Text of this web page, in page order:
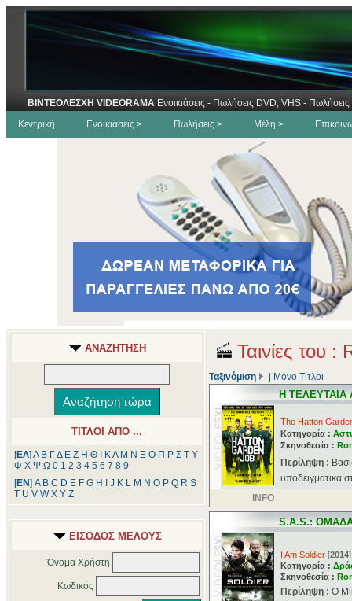
ΒΙΝΤΕΟΛΕΣΧΗ VIDEORAMA Ενοικιάσεις - Πωλήσεις DVD, VHS -
Κεντρική
Ενοικιάσεις > Πωλήσεις > Μέλη >
ΑΝΑΖΗΤΗΣΗ
ΤΙΤΛΟΙ ΑΠΟ ...
[ΕΛ] Α Β ΓΔ Ε Ζ Η Θ ΚΛ Μ Ν Ξ Ο Π Ρ Σ Τ Υ
Φ Χ Ψ Ω 0 1 2 3 4 5 6 7 8 9
[ΕΝ] A B C D E F G H J K L M N O P Q R S
T U V W X Y Z
ΕΙΣΟΔΟΣ ΜΕΛΟΥΣ
Όνομα Χρήστη
Κωδικός
Ταινίες του
Ταξινόμιση Μόνο Τίτλοι
Η ΤΕΛΕΥΤΑΙΑ
The Hatton
Κατηγορία :
Σκηνοθεσία :
Περίληψη :
υποδειγματικά
INFO
S.A.S.:
I Am Soldier [2014]
Κατηγορία :
Σκηνοθεσία :
Περίληψη : Ο